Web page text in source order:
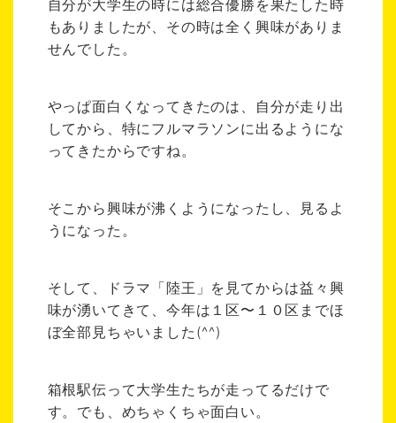
自分が大学生の時には総合優勝を果たした時
もありましたが、その時は全く興味がありま
せんでした。
やっぱ面白くなってきたのは、自分が走り出
してから、特にフルマラソンに出るようにな
ってきたからですね。
そこから興味が沸くようになったし、見るよ
うになった。
そして、ドラマ「陸王」を見てからは益々興
味が湧いてきて、今年は１区〜１０区までほ
ぼ全部見ちゃいました(^^)
箱根駅伝って大学生たちが走ってるだけで
す。でも、めちゃくちゃ面白い。